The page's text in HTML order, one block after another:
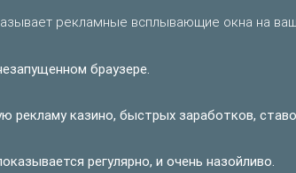
рекламные всплывающие окна на
браузере.
рекламу казино, быстрых заработков,
регулярно, и очень назойливо.